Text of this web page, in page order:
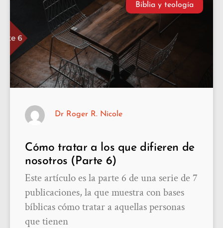
Biblia y teología
Cómo tratar a los que difieren de
nosotros (Parte 6)
Este artículo es la parte 6 de una serie de 7
publicaciones, la que muestra con bases
bíblicas cómo tratar a aquellas personas
que tienen
Dr Roger R. Nicole